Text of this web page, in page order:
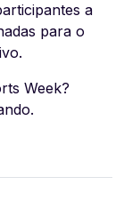
a
para o
Week?